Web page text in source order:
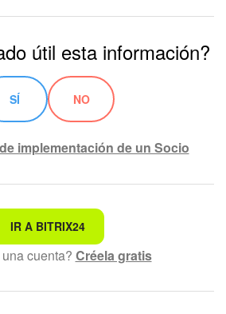
útil esta información?
SÍ NO
implementación de un Socio
buscando
e incomprensible
desactualizada
IR A BITRIX24
cuenta? Créela gratis